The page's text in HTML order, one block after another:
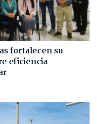
fortalecen su
eficiencia